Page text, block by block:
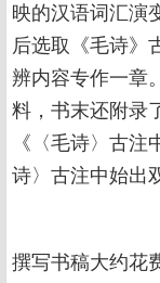
映的汉语词汇演
后选取《毛诗》
辨内容专作一章
料，书末还附录
《〈毛诗〉古
诗〉古注中始出
撰写书稿大约花